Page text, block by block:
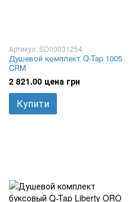
Артикул: SD00031254
Душевой комплект Q-Tap 1005
CRM
2 821.00 цена грн
Купити